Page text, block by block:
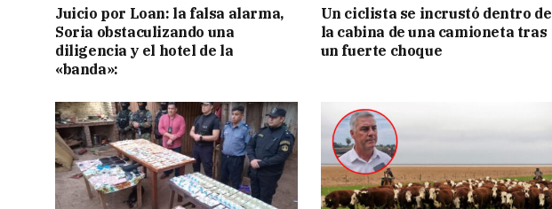
Juicio por Loan: la falsa alarma,
Soria obstaculizando una
diligencia y el hotel de la
«banda»:
Un ciclista se incrustó dentro de
la cabina de una camioneta tras
un fuerte choque